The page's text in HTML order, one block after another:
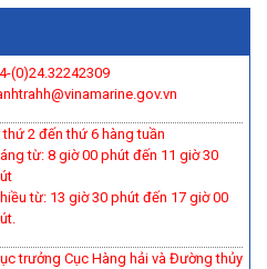
(0)24.32242309
thứ 2 đến thứ 6 hàng tuần
từ: 8 giờ 00 phút đến 11 giờ 30
từ: 13 giờ 30 phút đến 17 giờ 00
trưởng Cục Hàng hải và Đường thủy